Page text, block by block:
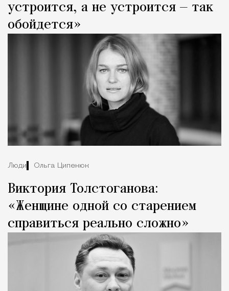
устроится, а не устроится — так
обойдется»
Люди Ольга Ципенюк
Виктория Толстоганова:
«Женщине одной со старением
справиться реально сложно»